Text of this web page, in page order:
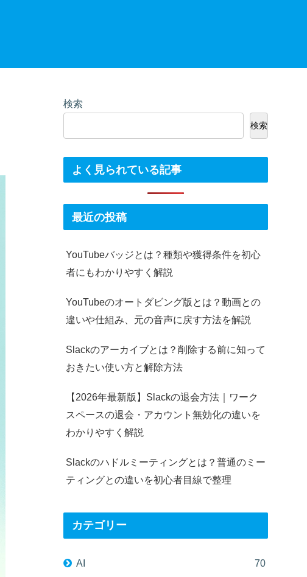
検索
検索
よく見られている記事
最近の投稿
YouTubeバッジとは？種類や獲得条件を初心
者にもわかりやすく解説
YouTubeのオートダビング版とは？動画との
違いや仕組み、元の音声に戻す方法を解説
Slackのアーカイブとは？削除する前に知って
おきたい使い方と解除方法
【2026年最新版】Slackの退会方法｜ワーク
スペースの退会・アカウント無効化の違いを
わかりやすく解説
Slackのハドルミーティングとは？普通のミー
ティングとの違いを初心者目線で整理
カテゴリー
AI 70